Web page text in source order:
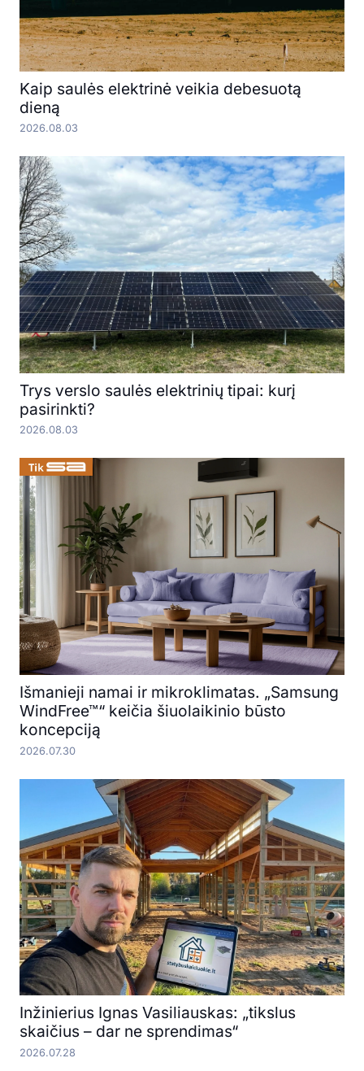
Kaip saulės elektrinė veikia debesuotą
dieną
2026.08.03
Trys verslo saulės elektrinių tipai: kurį
pasirinkti?
2026.08.03
Išmanieji namai ir mikroklimatas. „Samsung
WindFree™“ keičia šiuolaikinio būsto
koncepciją
2026.07.30
Inžinierius Ignas Vasiliauskas: „tikslus
skaičius – dar ne sprendimas“
2026.07.28